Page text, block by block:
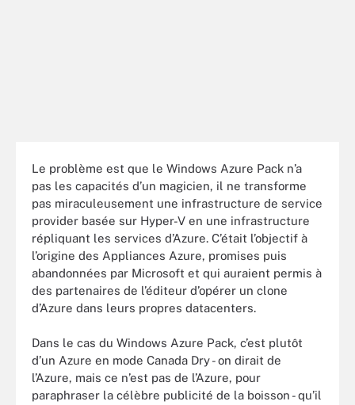
Le problème est que le Windows Azure Pack n’a
pas les capacités d’un magicien, il ne transforme
pas miraculeusement une infrastructure de service
provider basée sur Hyper-V en une infrastructure
répliquant les services d’Azure. C’était l’objectif à
l’origine des Appliances Azure, promises puis
abandonnées par Microsoft et qui auraient permis à
des partenaires de l’éditeur d’opérer un clone
d’Azure dans leurs propres datacenters.
Dans le cas du Windows Azure Pack, c’est plutôt
d’un Azure en mode Canada Dry - on dirait de
l’Azure, mais ce n’est pas de l’Azure, pour
paraphraser la célèbre publicité de la boisson - qu’il